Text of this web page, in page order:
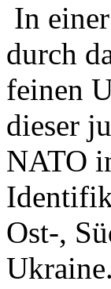
In
durch
feinen
dieser
NATO
Ost-,